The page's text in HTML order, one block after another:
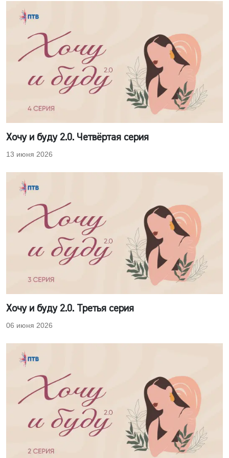
Хочу и буду 2.0. Четвёртая серия
13 июня 2026
Хочу и буду 2.0. Третья серия
06 июня 2026